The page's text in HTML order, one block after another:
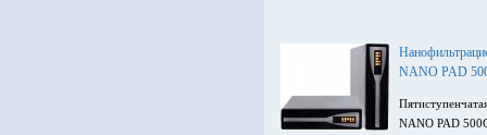
NANO PAD
NANO PAD